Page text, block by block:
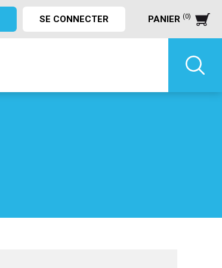
SE CONNECTER PANIER (0)